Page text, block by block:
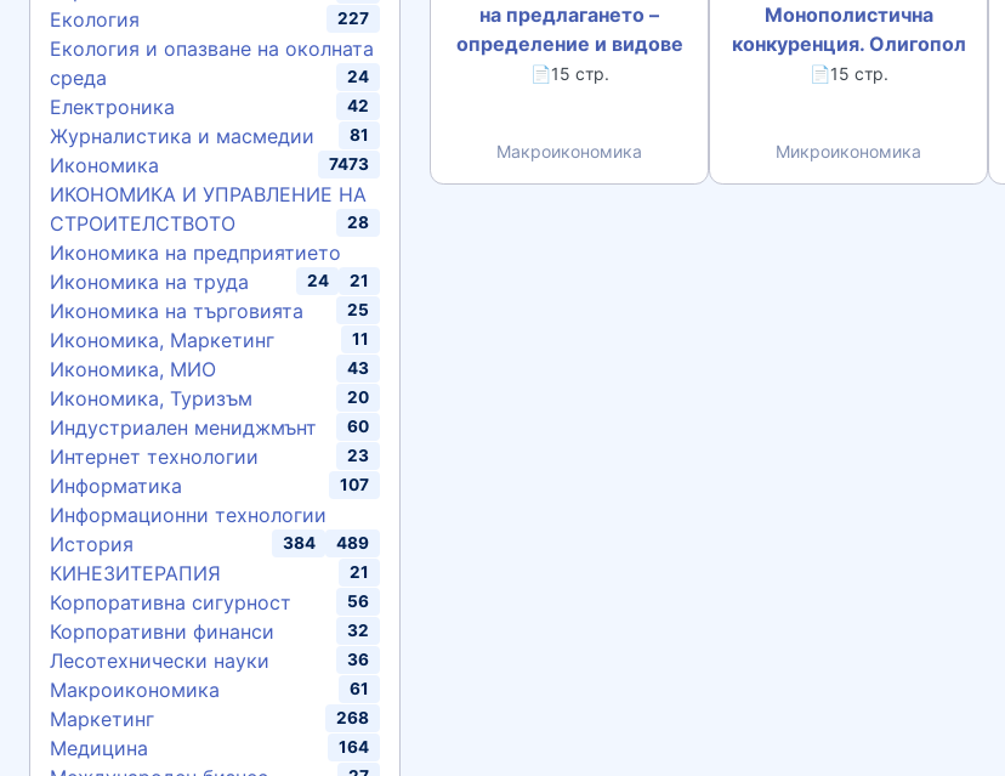
Екология 227
Екология и опазване на околната
среда
24
Електроника 42
Журналистика и масмедии 81
Икономика 7473
ИКОНОМИКА И УПРАВЛЕНИЕ НА
СТРОИТЕЛСТВОТО
28
Икономика на предприятието
21
Икономика на труда 24
Икономика на търговията 25
Икономика, Маркетинг 11
Икономика, МИО 43
Икономика, Туризъм 20
Индустриален мениджмънт 60
Интернет технологии 23
Информатика 107
Информационни технологии
489
История 384
КИНЕЗИТЕРАПИЯ 21
Корпоративна сигурност 56
Корпоративни финанси 32
Лесотехнически науки 36
Макроикономика 61
Маркетинг 268
Медицина 164
на предлагането –
определение и видове
📄15 стр.
Макроикономика
Монополистична
конкуренция. Олигопол
📄15 стр.
Микроикономика